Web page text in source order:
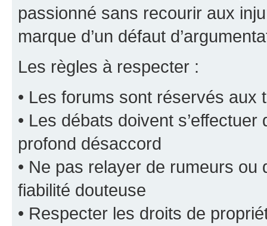
passionné sans recourir aux
marque d’un défaut
Les règles à respecter :
• Les forums sont réservés aux
• Les débats doivent
profond désaccord
• Ne pas relayer de rumeurs ou
fiabilité douteuse
• Respecter les droits de